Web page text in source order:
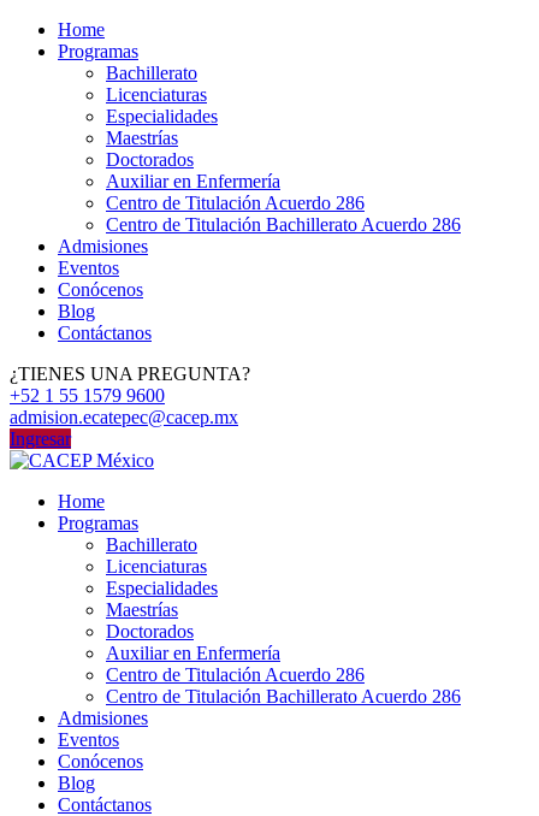
Home
Programas
Bachillerato
Licenciaturas
Especialidades
Maestrías
Doctorados
Auxiliar en Enfermería
Centro de Titulación Acuerdo 286
Centro de Titulación Bachillerato Acuerdo 286
Admisiones
Eventos
Conócenos
Blog
Contáctanos
¿TIENES UNA PREGUNTA?
+52 1 55 1579 9600
admision.ecatepec@cacep.mx
Ingresar
Home
Programas
Bachillerato
Licenciaturas
Especialidades
Maestrías
Doctorados
Auxiliar en Enfermería
Centro de Titulación Acuerdo 286
Centro de Titulación Bachillerato Acuerdo 286
Admisiones
Eventos
Conócenos
Blog
Contáctanos